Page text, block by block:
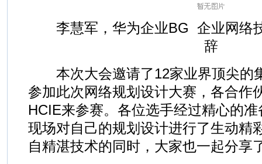
李慧军，华为企业BG 企业网络
辞
本次大会邀请了12家业界顶尖的
参加此次网络规划设计大赛，各合作
HCIE来参赛。各位选手经过精心的
现场对自己的规划设计进行了生动精
自精湛技术的同时，大家也一起分享